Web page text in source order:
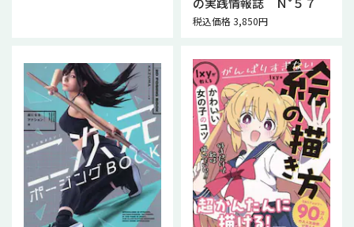
税込価格 3,850円